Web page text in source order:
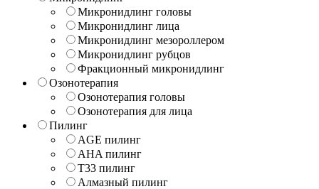
Микронидлинг головы
Микронидлинг лица
Микронидлинг мезороллером
Микронидлинг рубцов
Фракционный микронидлинг
Озонотерапия
Озонотерапия головы
Озонотерапия для лица
Пилинг
AGE пилинг
AHA пилинг
T33 пилинг
Алмазный пилинг